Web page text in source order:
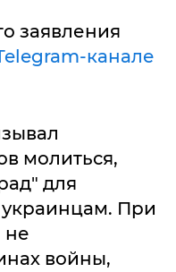
заявления
канале
молиться,
для
При
не
войны,